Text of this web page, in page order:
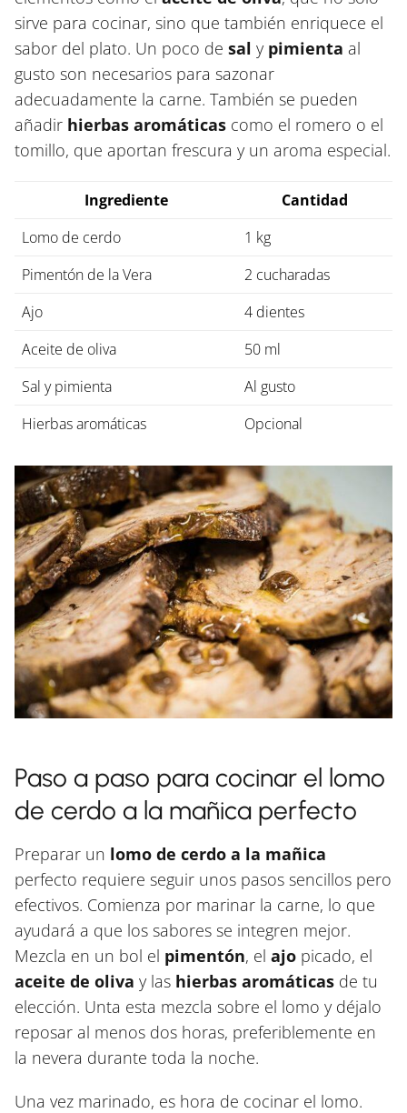
sirve para cocinar, sino que también enriquece el
sabor del plato. Un poco de sal y pimienta al
gusto son necesarios para sazonar
adecuadamente la carne. También se pueden
añadir hierbas aromáticas como el romero o el
tomillo, que aportan frescura y un aroma especial.
Ingrediente
Cantidad
Lomo de cerdo
1 kg
Pimentón de la Vera
2 cucharadas
Ajo
4 dientes
Aceite de oliva
50 ml
Sal y pimienta
Al gusto
Hierbas aromáticas
Opcional
Paso a paso para cocinar el lomo
de cerdo a la mañica perfecto
Preparar un lomo de cerdo a la mañica
perfecto requiere seguir unos pasos sencillos pero
efectivos. Comienza por marinar la carne, lo que
ayudará a que los sabores se integren mejor.
Mezcla en un bol el pimentón, el ajo picado, el
aceite de oliva y las hierbas aromáticas de tu
elección. Unta esta mezcla sobre el lomo y déjalo
reposar al menos dos horas, preferiblemente en
la nevera durante toda la noche.
Una vez marinado, es hora de cocinar el lomo.